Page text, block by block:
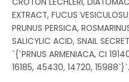
EXTRACT, FUCUS
PRUNUS PERSICA,
SALICYLIC ACID, SNAIL
`{`PRNUS ARMENIACA, CI
16185, 45430, 14720, 15988`}`.